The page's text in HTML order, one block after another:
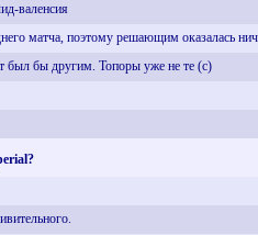
валенсия
матча, поэтому решающим оказалась
был бы другим. Топоры уже не те (с)